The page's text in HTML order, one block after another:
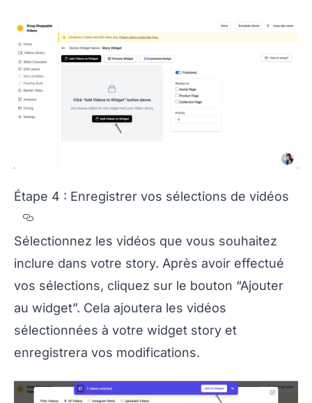
Étape 4 : Enregistrer vos sélections de vidéos
Section titled
Sélectionnez les vidéos que vous souhaitez
inclure dans votre story. Après avoir effectué
vos sélections, cliquez sur le bouton “Ajouter
au widget”. Cela ajoutera les vidéos
sélectionnées à votre widget story et
enregistrera vos modifications.